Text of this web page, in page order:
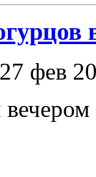
фев